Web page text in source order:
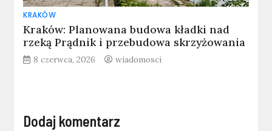
KRAKÓW
Kraków: Planowana budowa kładki nad
rzeką Prądnik i przebudowa skrzyżowania
8 czerwca, 2026 wiadomosci
Dodaj komentarz